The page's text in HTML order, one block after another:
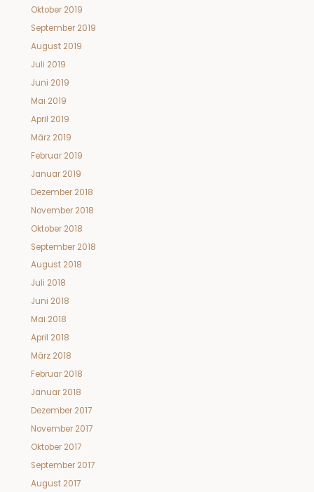
Oktober 2019
September 2019
August 2019
Juli 2019
Juni 2019
Mai 2019
April 2019
März 2019
Februar 2019
Januar 2019
Dezember 2018
November 2018
Oktober 2018
September 2018
August 2018
Juli 2018
Juni 2018
Mai 2018
April 2018
März 2018
Februar 2018
Januar 2018
Dezember 2017
November 2017
Oktober 2017
September 2017
August 2017